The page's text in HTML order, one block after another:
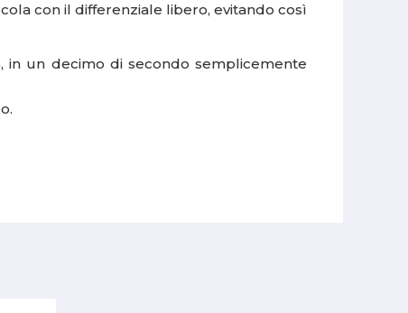
con il differenziale libero, evitando così
in un decimo di secondo semplicemente